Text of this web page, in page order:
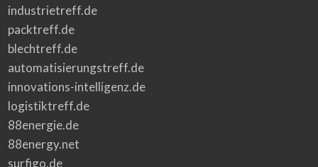
industrietreff.de
packtreff.de
blechtreff.de
automatisierungstreff.de
innovations-intelligenz.de
logistiktreff.de
88energie.de
88energy.net
surfigo.de